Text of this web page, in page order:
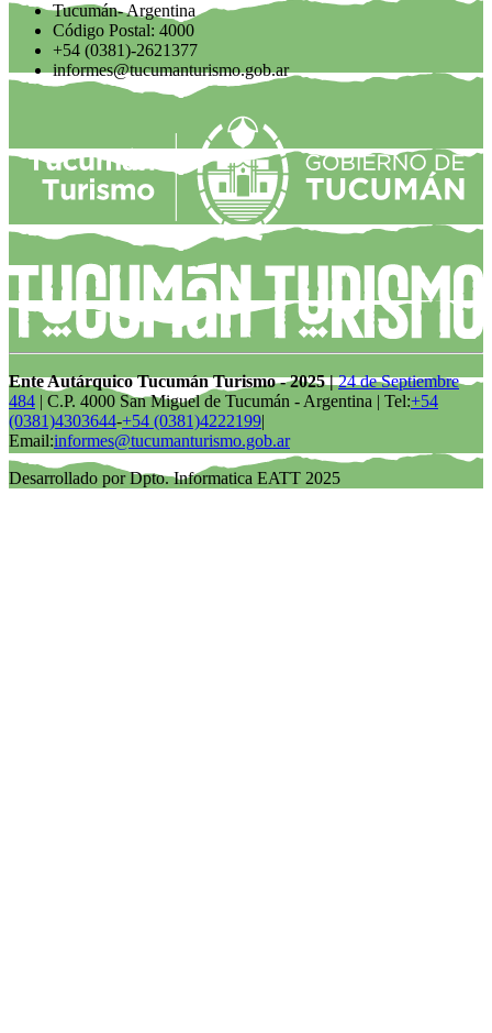
Tucumán- Argentina
Código Postal: 4000
+54 (0381)-2621377
informes@tucumanturismo.gob.ar
Ente Autárquico Tucumán Turismo - 2025 |24 de Septiembre
484 | C.P. 4000 San Miguel de Tucumán - Argentina | Tel:+54
(0381)4303644-+54 (0381)4222199|
Email:informes@tucumanturismo.gob.ar
Desarrollado por Dpto. Informatica EATT 2025